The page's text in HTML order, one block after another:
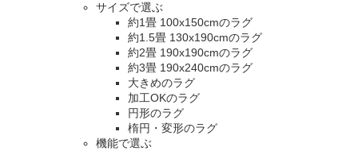
サイズで選ぶ
約1畳 100x150cmのラグ
約1.5畳 130x190cmのラグ
約2畳 190x190cmのラグ
約3畳 190x240cmのラグ
大きめのラグ
加工OKのラグ
円形のラグ
楕円・変形のラグ
機能で選ぶ